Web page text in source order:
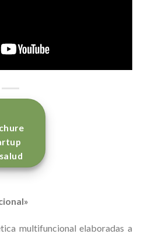
multifuncional elaboradas a